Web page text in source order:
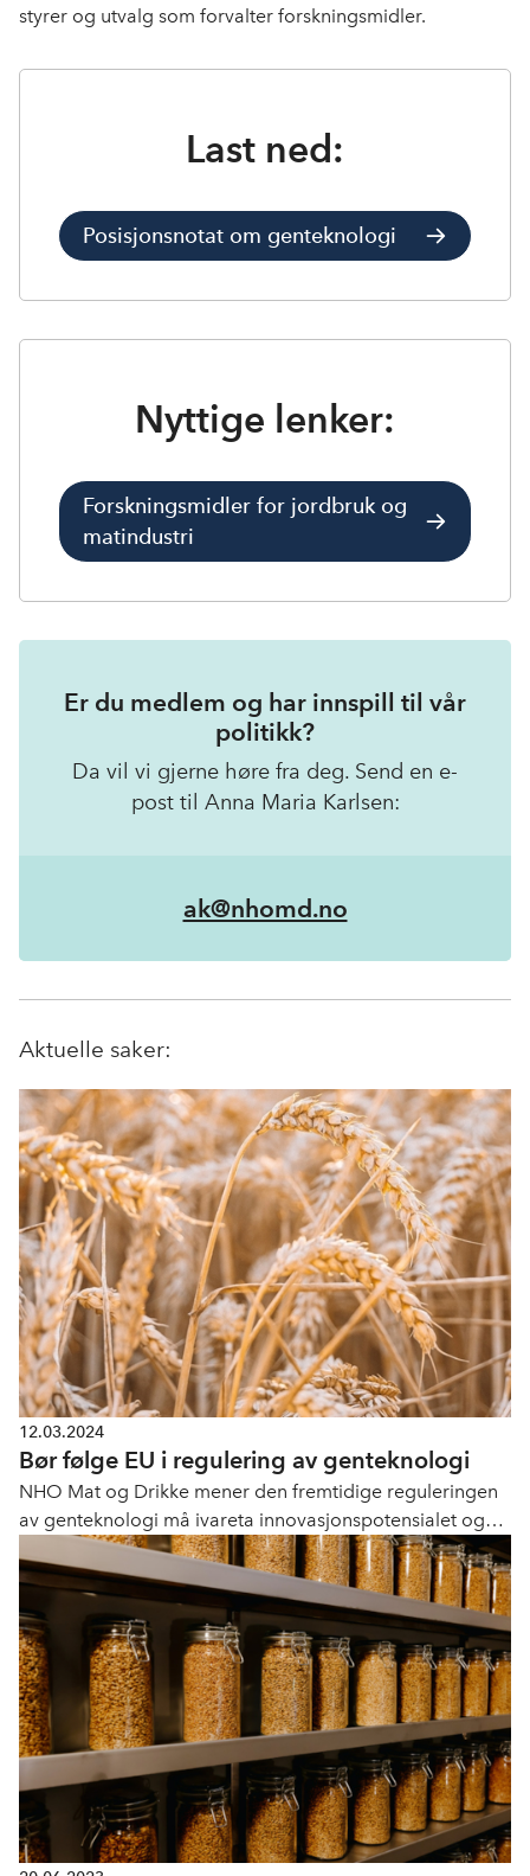
styrer og utvalg som forvalter forskningsmidler.
Last ned:
Posisjonsnotat om genteknologi
Nyttige lenker:
Forskningsmidler for jordbruk og
matindustri
Er du medlem og har innspill til vår
politikk?
Da vil vi gjerne høre fra deg. Send en e-
post til Anna Maria Karlsen:
ak@nhomd.no
Aktuelle saker:
12.03.2024
Bør følge EU i regulering av genteknologi
NHO Mat og Drikke mener den fremtidige reguleringen
av genteknologi må ivareta innovasjonspotensialet og
konkurransekraften til den norske mat-, drikke- og
bionæringen. Det betyr at Norge som et minimum må
følge regelverksutviklingen i EU, og åpne for økt bruk av
genteknologi på planter.